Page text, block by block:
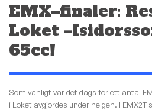
EMX–finaler:
Loket
65cc!
Som vanligt var det dags för ett antal
i Loket avgjordes under helgen. I EMX2T